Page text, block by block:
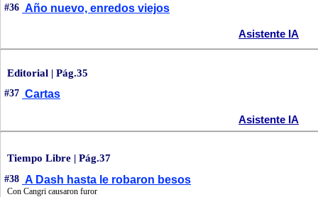
#36 Año nuevo, enredos viejos
Asistente IA
Editorial | Pág.35
#37 Cartas
Asistente IA
Tiempo Libre | Pág.37
#38 A Dash hasta le robaron besos
Con Cangri causaron furor